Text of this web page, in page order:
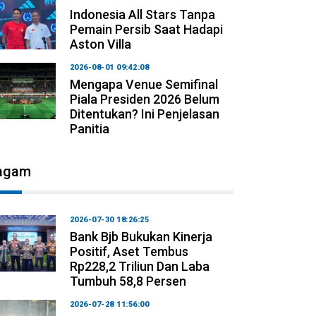
Indonesia All Stars Tanpa
Pemain Persib Saat Hadapi
Aston Villa
2026-08-01 09:42:08
Mengapa Venue Semifinal
Piala Presiden 2026 Belum
Ditentukan? Ini Penjelasan
Panitia
2026-07-30 18:26:25
Bank Bjb Bukukan Kinerja
Positif, Aset Tembus
Rp228,2 Triliun Dan Laba
Tumbuh 58,8 Persen
2026-07-28 11:56:00